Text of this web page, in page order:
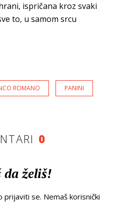
ispričana kroz svaki
to, u samom srcu
ROMANO PANINI
0
da želiš!
se. Nemaš korisnički